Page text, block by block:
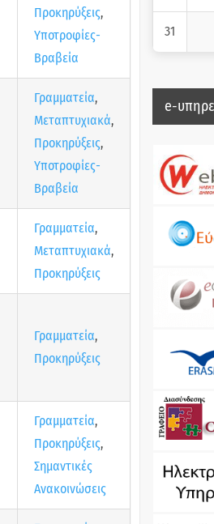
Προκηρύξεις,
Υποτροφίες-
Βραβεία
Γραμματεία,
Μεταπτυχιακά,
Προκηρύξεις,
Υποτροφίες-
Βραβεία
Γραμματεία,
Μεταπτυχιακά,
Προκηρύξεις
Γραμματεία,
Προκηρύξεις
Γραμματεία,
Προκηρύξεις,
Σημαντικές
Ανακοινώσεις
31
e-